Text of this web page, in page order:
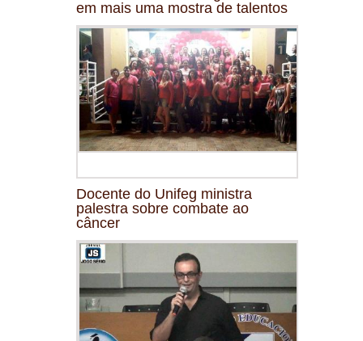
em mais uma mostra de talentos
Docente do Unifeg ministra
palestra sobre combate ao
câncer